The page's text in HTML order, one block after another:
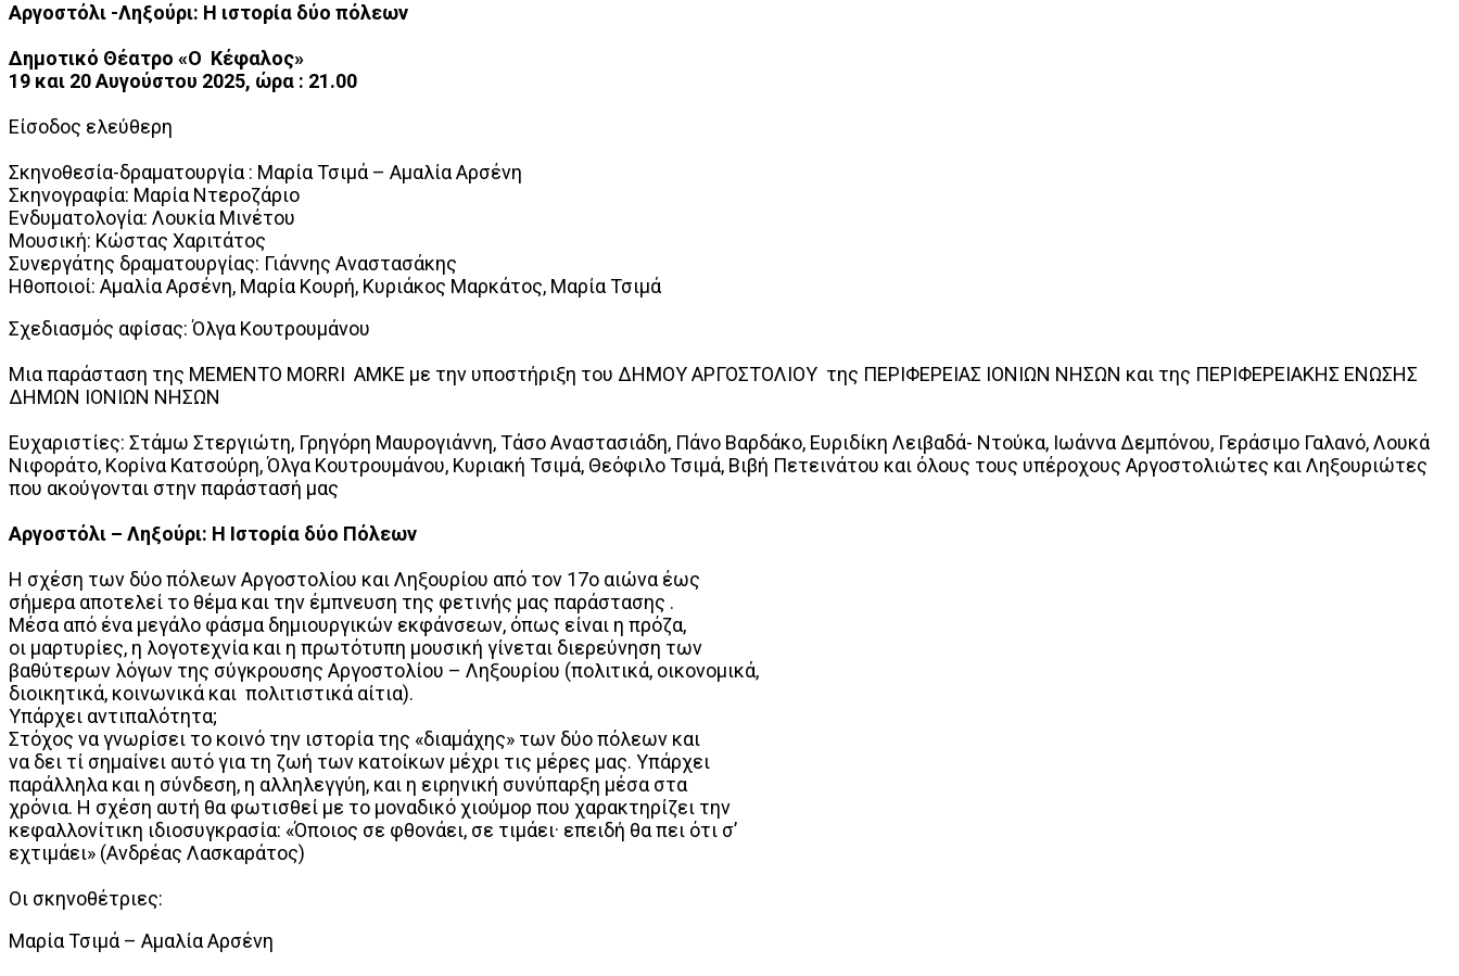
Αργοστόλι -Ληξούρι: Η ιστορία δύο πόλεων
Δημοτικό Θέατρο «Ο Κέφαλος»
19 και 20 Αυγούστου 2025, ώρα : 21.00
Είσοδος ελεύθερη
Σκηνοθεσία-δραματουργία : Μαρία Τσιμά – Αμαλία Αρσένη
Σκηνογραφία: Μαρία Ντεροζάριο
Ενδυματολογία: Λουκία Μινέτου
Μουσική: Κώστας Χαριτάτος
Συνεργάτης δραματουργίας: Γιάννης Αναστασάκης
Ηθοποιοί: Αμαλία Αρσένη, Μαρία Κουρή, Κυριάκος Μαρκάτος, Μαρία Τσιμά
Σχεδιασμός αφίσας: Όλγα Κουτρουμάνου
Μια παράσταση της MEMENTO MORRI AMKE με την υποστήριξη του ΔΗΜΟΥ ΑΡΓΟΣΤΟΛΙΟΥ της ΠΕΡΙΦΕΡΕΙΑΣ ΙΟΝΙΩΝ ΝΗΣΩΝ και της ΠΕΡΙΦΕΡΕΙΑΚΗΣ ΕΝΩΣΗΣ
ΔΗΜΩΝ ΙΟΝΙΩΝ ΝΗΣΩΝ
Ευχαριστίες: Στάμω Στεργιώτη, Γρηγόρη Μαυρογιάννη, Τάσο Αναστασιάδη, Πάνο Βαρδάκο, Ευριδίκη Λειβαδά- Ντούκα, Ιωάννα Δεμπόνου, Γεράσιμο Γαλανό, Λουκά
Νιφοράτο, Κορίνα Κατσούρη, Όλγα Κουτρουμάνου, Κυριακή Τσιμά, Θεόφιλο Τσιμά, Βιβή Πετεινάτου και όλους τους υπέροχους Αργοστολιώτες και Ληξουριώτες
που ακούγονται στην παράστασή μας
Αργοστόλι – Ληξούρι: Η Ιστορία δύο Πόλεων
Η σχέση των δύο πόλεων Αργοστολίου και Ληξουρίου από τον 17ο αιώνα έως
σήμερα αποτελεί το θέμα και την έμπνευση της φετινής μας παράστασης .
Μέσα από ένα μεγάλο φάσμα δημιουργικών εκφάνσεων, όπως είναι η πρόζα,
οι μαρτυρίες, η λογοτεχνία και η πρωτότυπη μουσική γίνεται διερεύνηση των
βαθύτερων λόγων της σύγκρουσης Αργοστολίου – Ληξουρίου (πολιτικά, οικονομικά,
διοικητικά, κοινωνικά και πολιτιστικά αίτια).
Υπάρχει αντιπαλότητα;
Στόχος να γνωρίσει το κοινό την ιστορία της «διαμάχης» των δύο πόλεων και
να δει τί σημαίνει αυτό για τη ζωή των κατοίκων μέχρι τις μέρες μας. Υπάρχει
παράλληλα και η σύνδεση, η αλληλεγγύη, και η ειρηνική συνύπαρξη μέσα στα
χρόνια. Η σχέση αυτή θα φωτισθεί με το μοναδικό χιούμορ που χαρακτηρίζει την
κεφαλλονίτικη ιδιοσυγκρασία: «Όποιος σε φθονάει, σε τιμάει· επειδή θα πει ότι σ’
εχτιμάει» (Ανδρέας Λασκαράτος)
Οι σκηνοθέτριες:
Μαρία Τσιμά – Αμαλία Αρσένη